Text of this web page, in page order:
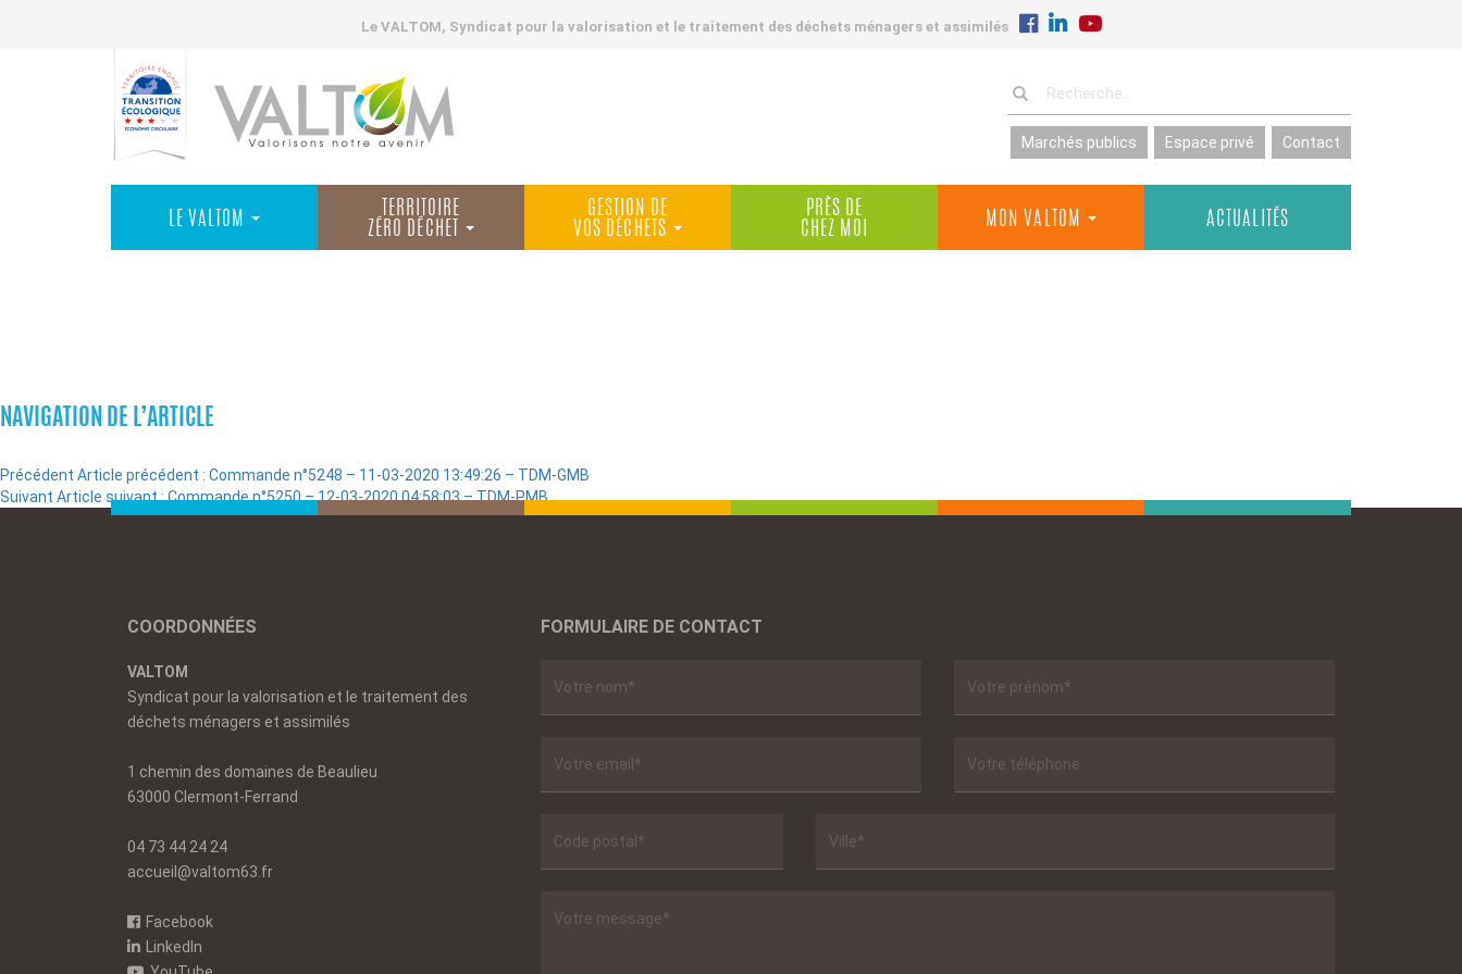
Le VALTOM, Syndicat pour la valorisation et le traitement des déchets ménagers et assimilés
Marchés publics Espace privé Contact
LE VALTOM
TERRITOIRE
ZÉRO DÉCHET
GESTION DE
VOS DÉCHETS
PRÈS DE
CHEZ MOI
MON VALTOM ACTUALITÉS
NAVIGATION DE L’ARTICLE
Précédent Article précédent : Commande n°5248 – 11-03-2020 13:49:26 – TDM-GMB
Suivant Article suivant :Commande n°5250 – 12-03-2020 04:58:03 – TDM-PMB
COORDONNÉES
VALTOM
Syndicat pour la valorisation et le traitement des
déchets ménagers et assimilés
1 chemin des domaines de Beaulieu
63000 Clermont-Ferrand
04 73 44 24 24
accueil@valtom63.fr
Facebook
LinkedIn
FORMULAIRE DE CONTACT